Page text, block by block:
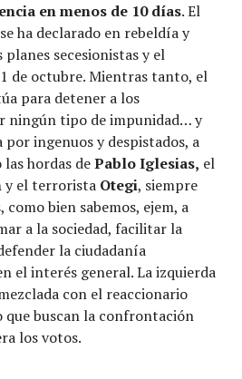
en menos de 10 días. El
ha declarado en rebeldía y
planes secesionistas y el
de octubre. Mientras tanto, el
para detener a los
ningún tipo de impunidad… y
por ingenuos y despistados, a
las hordas dePablo Iglesias, el
y el terrorista Otegi, siempre
bien sabemos, ejem, a
a la sociedad, facilitar la
la ciudadanía
el interés general. La izquierda
con el reaccionario
que buscan la confrontación
los votos.